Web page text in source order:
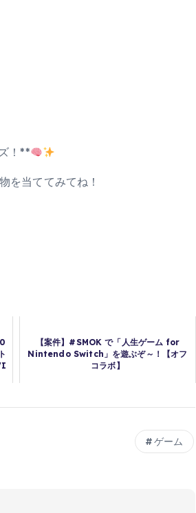
！**
を当ててみてね！
【案件】#SMOK で「人生ゲーム for
Nintendo Switch」を遊ぶぞ～！【オフ
コラボ】
ゲーム